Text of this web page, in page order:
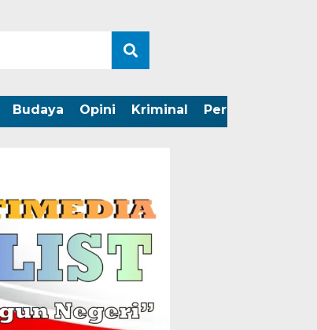
Budaya Opini Kriminal Peristiwa